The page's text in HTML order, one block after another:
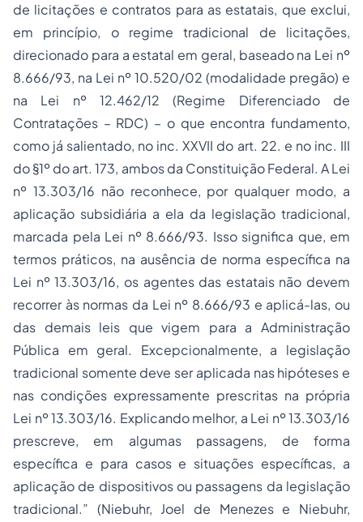
de licitações e contratos para as estatais, que exclui,
em princípio, o regime tradicional de licitações,
direcionado para a estatal em geral, baseado na Lei nº
8.666/93, na Lei nº 10.520/02 (modalidade pregão) e
na Lei nº 12.462/12 (Regime Diferenciado de
Contratações – RDC) – o que encontra fundamento,
como já salientado, no inc. XXVII do art. 22. e no inc. III
do §1º do art. 173, ambos da Constituição Federal. A Lei
nº 13.303/16 não reconhece, por qualquer modo, a
aplicação subsidiária a ela da legislação tradicional,
marcada pela Lei nº 8.666/93. Isso significa que, em
termos práticos, na ausência de norma específica na
Lei nº 13.303/16, os agentes das estatais não devem
recorrer às normas da Lei nº 8.666/93 e aplicá-las, ou
das demais leis que vigem para a Administração
Pública em geral. Excepcionalmente, a legislação
tradicional somente deve ser aplicada nas hipóteses e
nas condições expressamente prescritas na própria
Lei nº 13.303/16. Explicando melhor, a Lei nº 13.303/16
prescreve, em algumas passagens, de forma
específica e para casos e situações específicas, a
aplicação de dispositivos ou passagens da legislação
tradicional.” (Niebuhr, Joel de Menezes e Niebuhr,